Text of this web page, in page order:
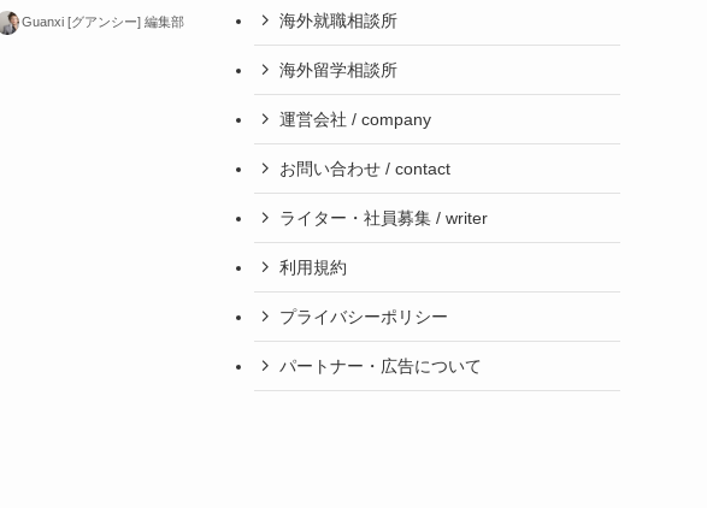
Guanxi [グアンシー] 編集部 海外就職相談所
海外留学相談所
運営会社 / company
お問い合わせ / contact
ライター・社員募集 / writer
利用規約
プライバシーポリシー
パートナー・広告について